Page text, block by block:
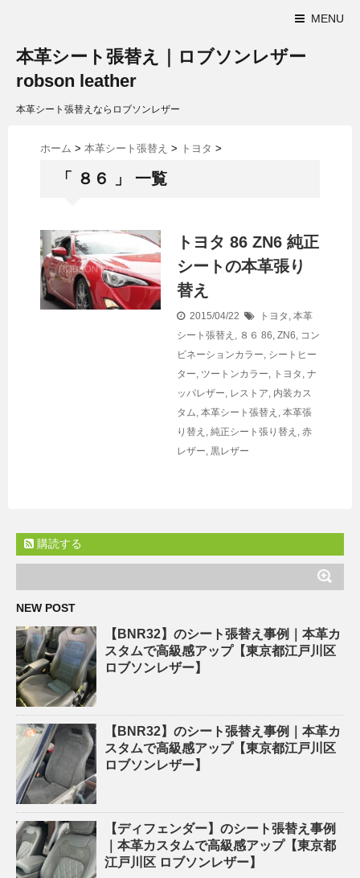
MENU
本革シート張替え｜ロブソンレザー
robson leather
本革シート張替えならロブソンレザー
ホーム > 本革シート張替え > トヨタ >
「 ８６ 」 一覧
トヨタ 86 ZN6 純正
シートの本革張り
替え
2015/04/22 トヨタ , 本革
シート張替え , ８６ 86, ZN6, コン
ビネーションカラー, シートヒー
ター, ツートンカラー, トヨタ , ナ
ッパレザー, レストア, 内装カス
タム, 本革シート張替え , 本革張
り替え , 純正シート張り替え , 赤
レザー, 黒レザー
購読する
NEW POST
【BNR32】のシート張替え事例｜本革カ
スタムで高級感アップ【東京都江戸川区
ロブソンレザー】
【BNR32】のシート張替え事例｜本革カ
スタムで高級感アップ【東京都江戸川区
ロブソンレザー】
【ディフェンダー】のシート張替え事例
｜本革カスタムで高級感アップ【東京都
江戸川区 ロブソンレザー】